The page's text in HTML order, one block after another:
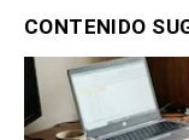
CONTENIDO